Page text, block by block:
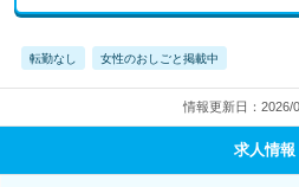
転勤なし 女性のおしごと掲載中
情報更新日：2026/
求人情報